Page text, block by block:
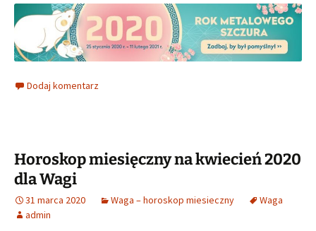
Dodaj komentarz
Horoskop miesięczny na kwiecień 2020
dla Wagi
31 marca 2020 Waga – horoskop miesieczny
Waga
admin